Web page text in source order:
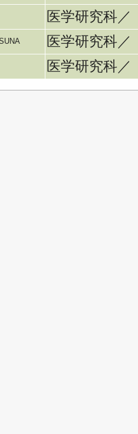
医学研究科／
医学研究科／
医学研究科／